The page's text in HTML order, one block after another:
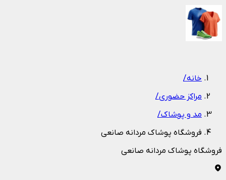
خانه/
مراکز حضوری/
مد و پوشاک/
فروشگاه پوشاک مردانه صانعی
فروشگاه پوشاک مردانه صانعی